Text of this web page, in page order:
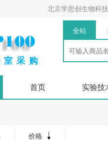
北京学思创生物科
采购
全站
首页 实验技
价格